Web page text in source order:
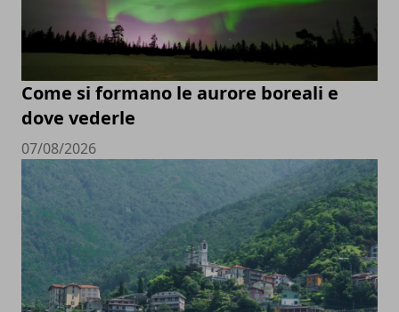
Come si formano le aurore boreali e
dove vederle
07/08/2026